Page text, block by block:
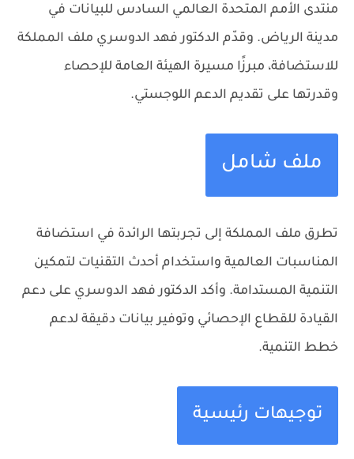
منتدى الأمم المتحدة العالمي السادس للبيانات في
مدينة الرياض. وقدّم الدكتور فهد الدوسري ملف المملكة
للاستضافة، مبرزًا مسيرة الهيئة العامة للإحصاء
وقدرتها على تقديم الدعم اللوجستي.
ملف شامل
تطرق ملف المملكة إلى تجربتها الرائدة في استضافة
المناسبات العالمية واستخدام أحدث التقنيات لتمكين
التنمية المستدامة. وأكد الدكتور فهد الدوسري على دعم
القيادة للقطاع الإحصائي وتوفير بيانات دقيقة لدعم
خطط التنمية.
توجيهات رئيسية